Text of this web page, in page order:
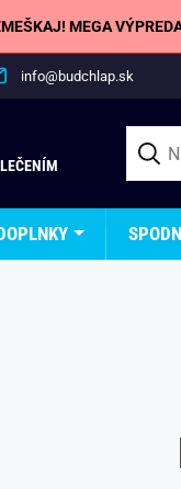
MEGA
info@budchlap.sk